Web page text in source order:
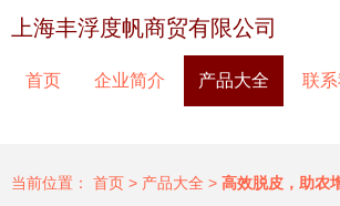
上海丰浮度帆商贸有限公司
首页 企业简介 产品大全 联
当前位置： 首页 > 产品大全 > 高效脱皮，助农